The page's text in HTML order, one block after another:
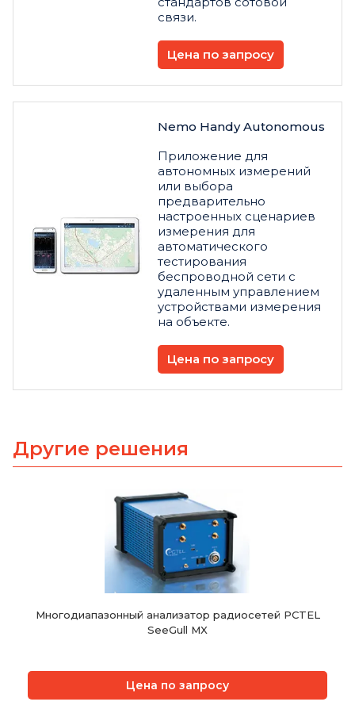
связи.
Цена по запросу
Nemo Handy Autonomous
Приложение для
автономных измерений
или выбора
предварительно
настроенных сценариев
измерения для
автоматического
тестирования
беспроводной сети с
удаленным управлением
устройствами измерения
на объекте.
Цена по запросу
Другие решения
Многодиапазонный анализатор радиосетей PCTEL
SeeGull MX
Цена по запросу